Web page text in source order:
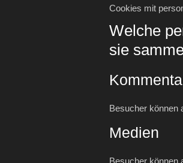
Cookies mit
Welche
sie
Besucher können
Medien
Besucher können